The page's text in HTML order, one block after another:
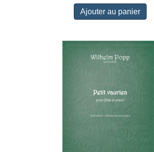
Ajouter au panier